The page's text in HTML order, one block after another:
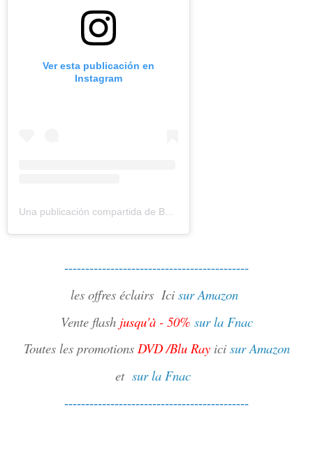
Ver esta publicación en
Instagram
--------------------------------------------
les offres éclairs Ici sur Amazon
Vente flash jusqu'à - 50% sur la Fnac
Toutes les promotions DVD /Blu Rayici sur Amazon
et sur la Fnac
--------------------------------------------